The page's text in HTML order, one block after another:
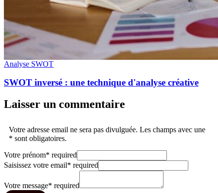
Analyse SWOT
SWOT inversé : une technique d'analyse créative
Laisser un commentaire
Votre adresse email ne sera pas divulguée. Les champs avec une
* sont obligatoires.
Votre prénom* required
Saisissez votre email* required
Votre message* required